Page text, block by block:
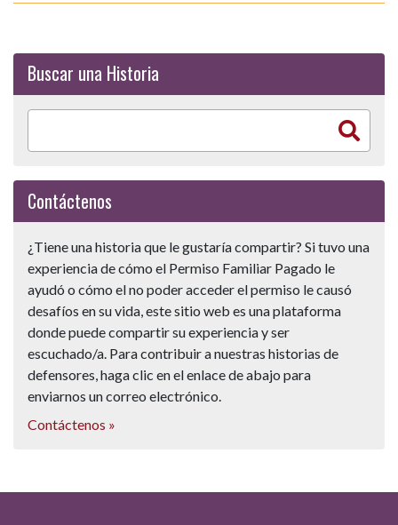
Buscar una Historia
Contáctenos
¿Tiene una historia que le gustaría compartir? Si tuvo una
experiencia de cómo el Permiso Familiar Pagado le
ayudó o cómo el no poder acceder el permiso le causó
desafíos en su vida, este sitio web es una plataforma
donde puede compartir su experiencia y ser
escuchado/a. Para contribuir a nuestras historias de
defensores, haga clic en el enlace de abajo para
enviarnos un correo electrónico.
Contáctenos »